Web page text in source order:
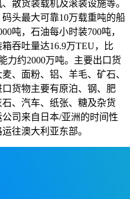
散货装载机及滚装设施等。
头最大可靠10万载重吨的船
吨，石油每小时装700吨，
吞吐量达16.9万TEU，比
力约2000万吨。主要出口货
、面粉、铝、羊毛、矿石、
货物主要有原泊、钢、肥
、汽车、纸张、糖及杂货
司来自日本/亚洲的时间性
往澳大利亚东部。